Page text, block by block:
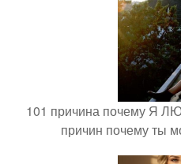
101 причина почему Я
причин почему ты